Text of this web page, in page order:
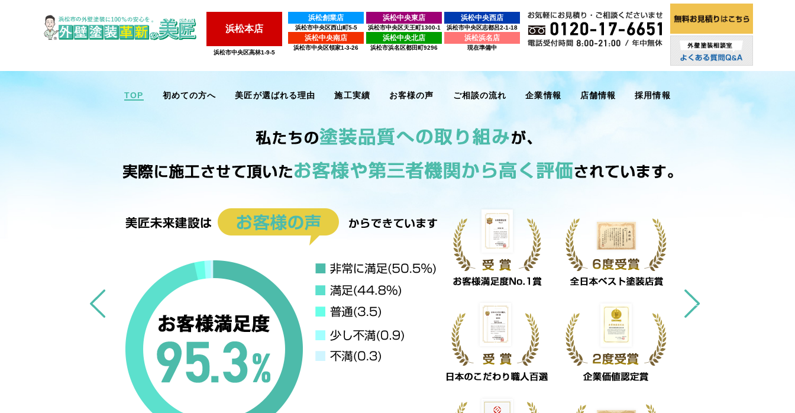
浜松本店
浜松市中央区高林1-9-5
浜松創業店
浜松市中央区西山町5-5
浜松中央東店
浜松市中央区天王町1300-1
浜松中央西店
浜松市中央区志都呂2-1-18
浜松中央南店
浜松市中央区領家1-3-26
浜松中央北店
浜松市浜名区都田町9296
浜松浜名店
現在準備中
TOP 初めての方へ 美匠が選ばれる理由 施工実績 お客様の声 ご相談の流れ 企業情報 店舗情報 採用情報